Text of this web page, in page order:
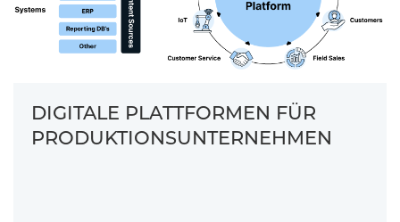
DIGITALE PLATTFORMEN FÜR
PRODUKTIONSUNTERNEHMEN